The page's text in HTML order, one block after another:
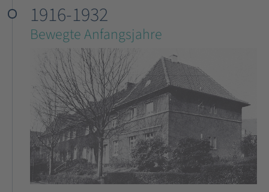
1916-1932
Bewegte Anfangsjahre